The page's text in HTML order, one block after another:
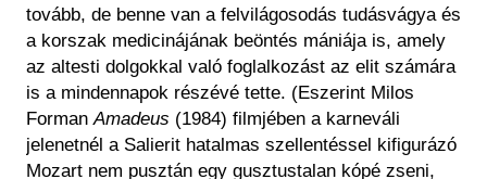
tovább, de benne van a felvilágosodás tudásvágya és
a korszak medicinájának beöntés mániája is, amely
az altesti dolgokkal való foglalkozást az elit számára
is a mindennapok részévé tette. (Eszerint Milos
Forman Amadeus (1984) filmjében a karneváli
jelenetnél a Salierit hatalmas szellentéssel kifigurázó
Mozart nem pusztán egy gusztustalan kópé zseni,